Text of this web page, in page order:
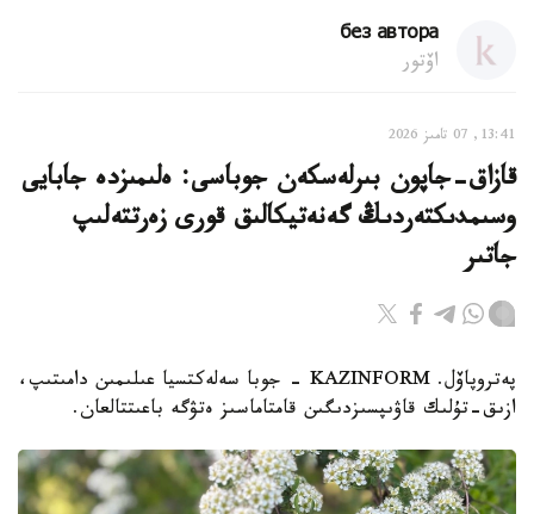
без автора
اۆتور
13:41, 07 تامىز 2026
قازاق-جاپون بىرلەسكەن جوباسى: ەلىمىزدە جابايى
وسىمدىكتەردىڭ گەنەتيكالىق قورى زەرتتەلىپ
جاتىر
پەتروپاۆل. KAZINFORM - جوبا سەلەكتسيا عىلىمىن دامىتىپ،
ازىق-تۇلىك قاۋىپسىزدىگىن قامتاماسىز ەتۋگە باعىتتالعان.